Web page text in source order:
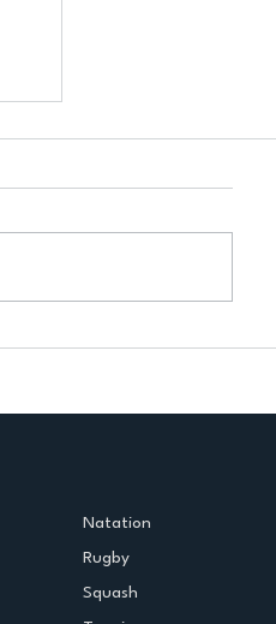
Natation
Rugby
Squash